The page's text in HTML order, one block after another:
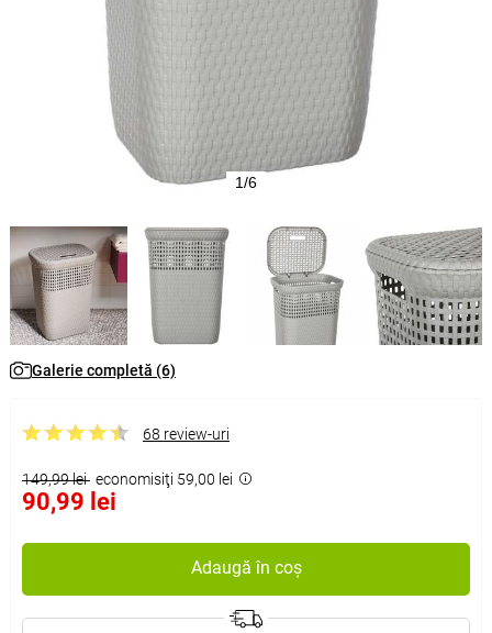
1/6
Galerie completă (6)
68 review-uri
149,99 lei economisiţi 59,00 lei
90,99 lei
Adaugă în coș